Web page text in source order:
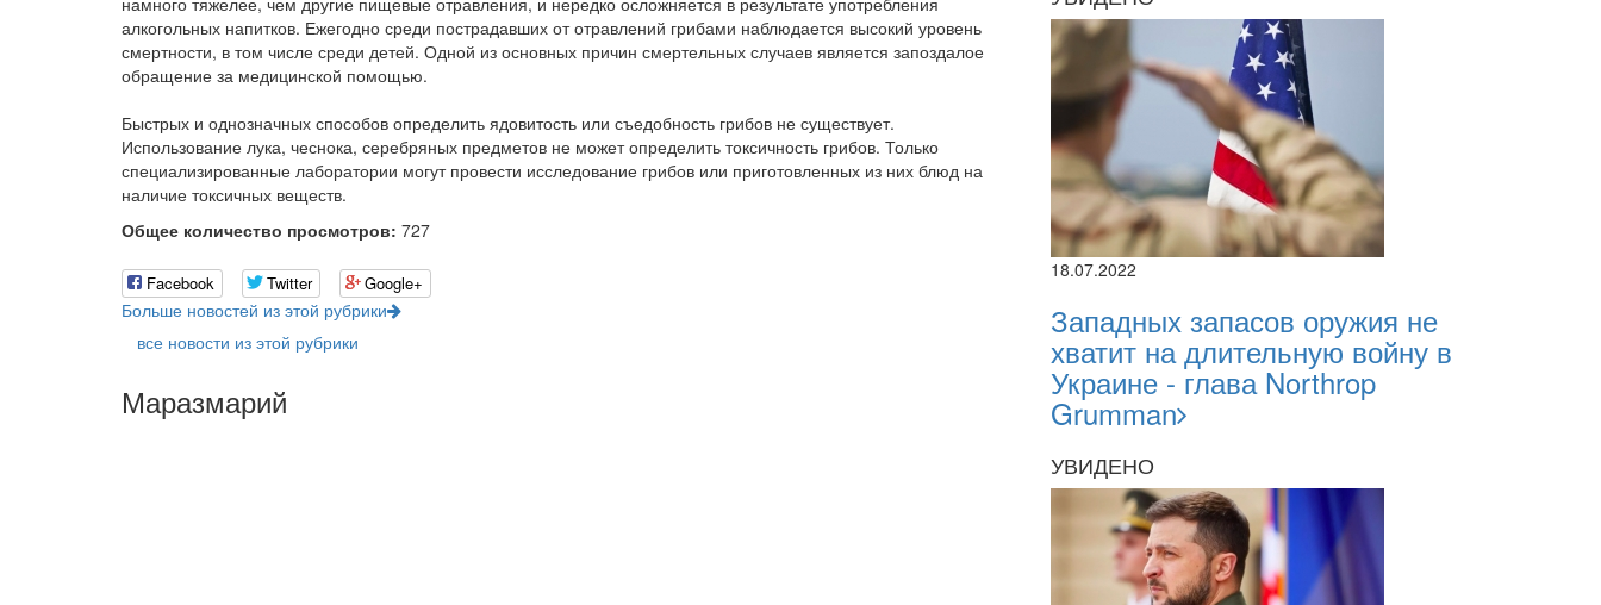
алкогольных напитков. Ежегодно среди пострадавших от отравлений грибами наблюдается высокий уровень
смертности, в том числе среди детей. Одной из основных причин смертельных случаев является запоздалое
обращение за медицинской помощью.
Быстрых и однозначных способов определить ядовитость или съедобность грибов не существует.
Использование лука, чеснока, серебряных предметов не может определить токсичность грибов. Только
специализированные лаборатории могут провести исследование грибов или приготовленных из них блюд на
наличие токсичных веществ.
Общее количество просмотров: 727
Facebook Twitter Google+
Больше новостей из этой рубрики
все новости из этой рубрики
Маразмарий
18.07.2022
Западных запасов оружия не
хватит на длительную войну в
Украине - глава Northrop
Grumman
УВИДЕНО